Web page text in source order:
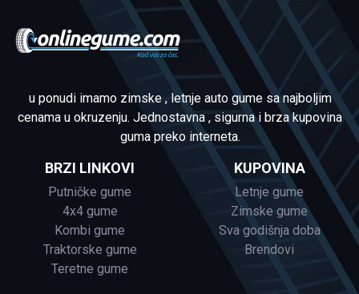
u ponudi imamo zimske , letnje auto gume sa najboljim
cenama u okruzenju. Jednostavna , sigurna i brza kupovina
guma preko interneta.
BRZI LINKOVI
Putničke gume
4x4 gume
Kombi gume
Traktorske gume
Teretne gume
KUPOVINA
Letnje gume
Zimske gume
Sva godišnja doba
Brendovi